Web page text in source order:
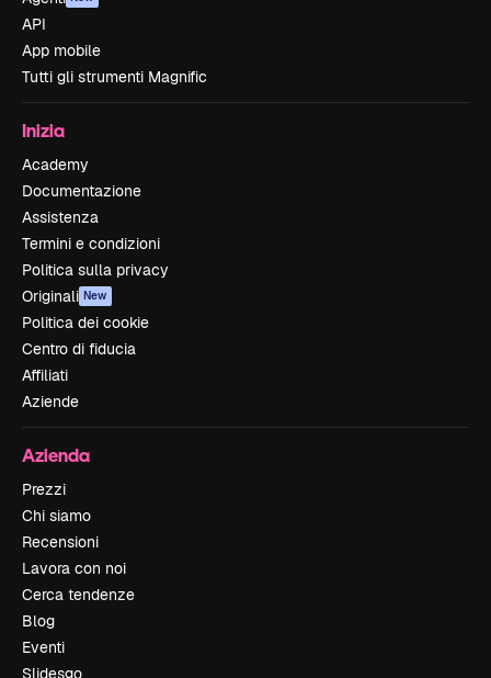
API
App mobile
Tutti gli strumenti Magnific
Inizia
Academy
Documentazione
Assistenza
Termini e condizioni
Politica sulla privacy
Originali New
Politica dei cookie
Centro di fiducia
Affiliati
Aziende
Azienda
Prezzi
Chi siamo
Recensioni
Lavora con noi
Cerca tendenze
Blog
Eventi
Slidesgo